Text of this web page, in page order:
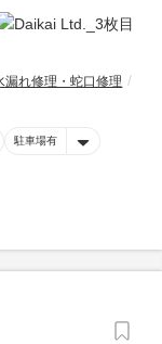
漏れ修理・蛇口修理
駐車場有